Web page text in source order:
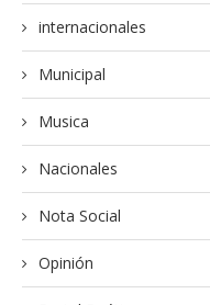
internacionales
Municipal
Musica
Nacionales
Nota Social
Opinión